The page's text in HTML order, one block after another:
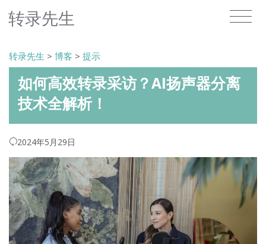
转录先生
转录先生 > 博客 > 提示
如何高效转录采访？AI扬声器分离
技术全解析！
2024年5月29日